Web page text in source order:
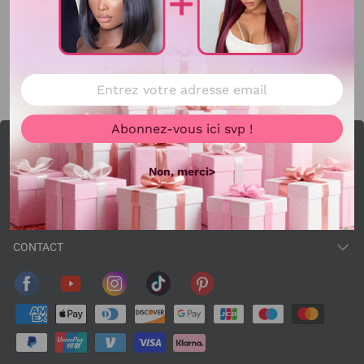
Rechercher
COMMENCER À NOUS CONNAÎTRE
AFFAIRE
CONCERNANT NOTRE SITE
CONTACT
Abonnez-vous ici svp !
Non, merci>